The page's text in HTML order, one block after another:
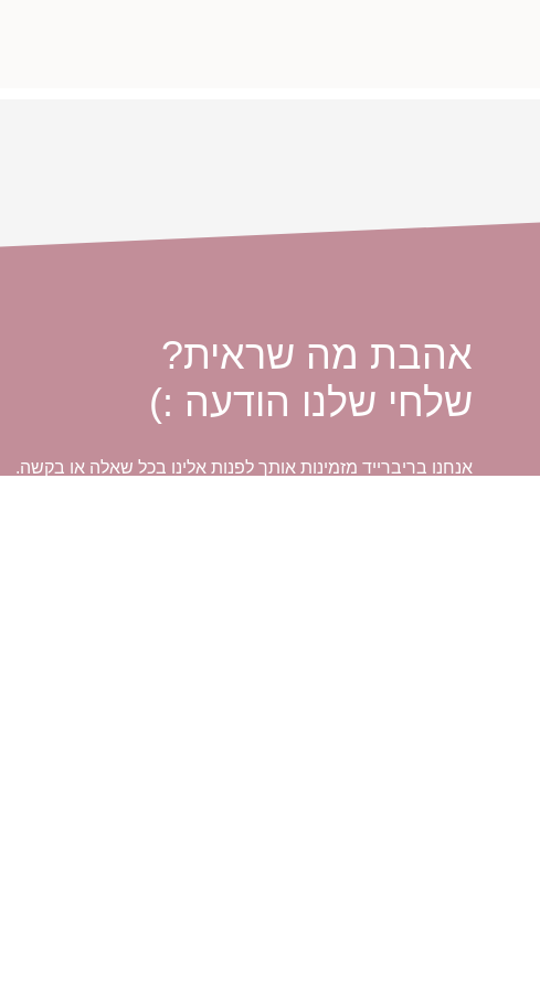
אהבת מה שראית?
שלחי שלנו הודעה :)
אנחנו בריברייד מזמינות אותך לפנות אלינו בכל שאלה או בקשה.